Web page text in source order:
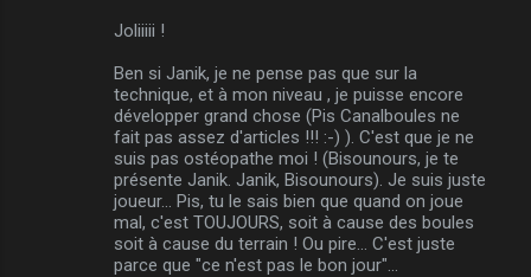
Joliiiii !
Ben si Janik, je ne pense pas que sur la
technique, et à mon niveau , je puisse encore
développer grand chose (Pis Canalboules ne
fait pas assez d'articles !!! :-) ). C'est que je ne
suis pas ostéopathe moi ! (Bisounours, je te
présente Janik. Janik, Bisounours). Je suis juste
joueur... Pis, tu le sais bien que quand on joue
mal, c'est TOUJOURS, soit à cause des boules
soit à cause du terrain ! Ou pire... C'est juste
parce que "ce n'est pas le bon jour"...